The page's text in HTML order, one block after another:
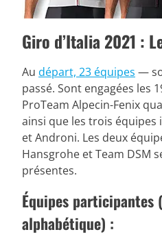
Giro d’Italia 2021 :
Au départ, 23 équipes —
passé. Sont engagées les
ProTeam Alpecin-Fenix
ainsi que les trois équipes
et Androni. Les deux
Hansgrohe et Team DSM
présentes.
Équipes participantes
alphabétique) :